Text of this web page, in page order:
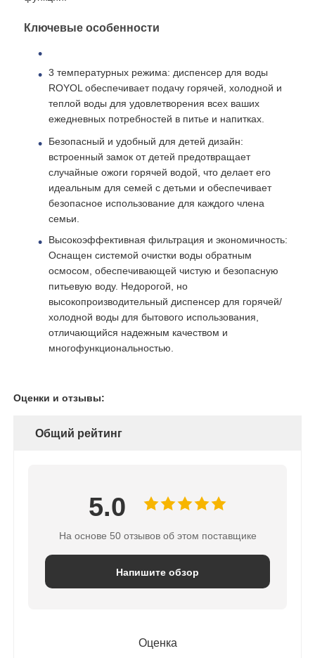
Кронштейн RO
Ключевые особенности
3 температурных режима: диспенсер для воды
ROYOL обеспечивает подачу горячей, холодной и
теплой воды для удовлетворения всех ваших
ежедневных потребностей в питье и напитках.
Безопасный и удобный для детей дизайн:
встроенный замок от детей предотвращает
случайные ожоги горячей водой, что делает его
идеальным для семей с детьми и обеспечивает
безопасное использование для каждого члена
семьи.
Высокоэффективная фильтрация и экономичность:
Оснащен системой очистки воды обратным
осмосом, обеспечивающей чистую и безопасную
питьевую воду. Недорогой, но
высокопроизводительный диспенсер для горячей/
холодной воды для бытового использования,
отличающийся надежным качеством и
многофункциональностью.
Оценки и отзывы:
Общий рейтинг
5.0
На основе 50 отзывов об этом поставщике
Напишите обзор
Оценка